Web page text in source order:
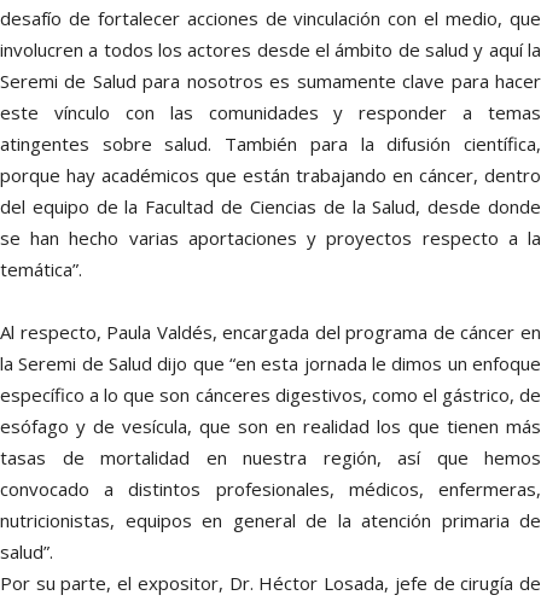
desafío de fortalecer acciones de vinculación con el medio, que
involucren a todos los actores desde el ámbito de salud y aquí la
Seremi de Salud para nosotros es sumamente clave para hacer
este vínculo con las comunidades y responder a temas
atingentes sobre salud. También para la difusión científica,
porque hay académicos que están trabajando en cáncer, dentro
del equipo de la Facultad de Ciencias de la Salud, desde donde
se han hecho varias aportaciones y proyectos respecto a la
temática”.
Al respecto, Paula Valdés, encargada del programa de cáncer en
la Seremi de Salud dijo que “en esta jornada le dimos un enfoque
específico a lo que son cánceres digestivos, como el gástrico, de
esófago y de vesícula, que son en realidad los que tienen más
tasas de mortalidad en nuestra región, así que hemos
convocado a distintos profesionales, médicos, enfermeras,
nutricionistas, equipos en general de la atención primaria de
salud”.
Por su parte, el expositor, Dr. Héctor Losada, jefe de cirugía de